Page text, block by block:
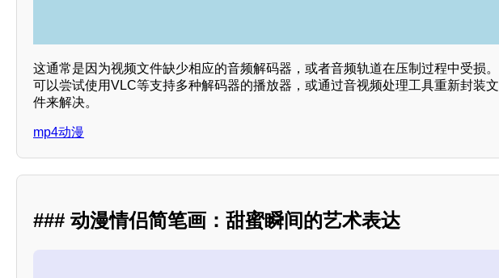
这通常是因为视频文件缺少相应的音频解码器，或者音频轨道在压制过程中受损。
可以尝试使用VLC等支持多种解码器的播放器，或通过音视频处理工具重新封装文
件来解决。
mp4动漫
### 动漫情侣简笔画：甜蜜瞬间的艺术表达